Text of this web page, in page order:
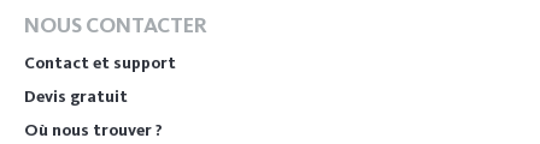
NOUS CONTACTER
Contact et support
Devis gratuit
Où nous trouver ?